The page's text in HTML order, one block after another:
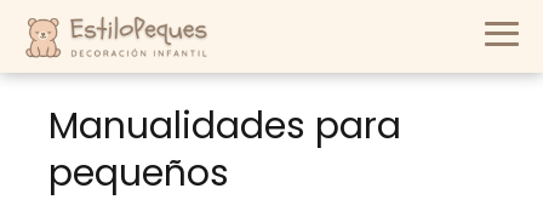
Manualidades para
pequeños